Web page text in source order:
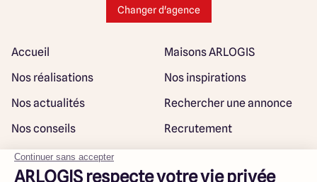
Changer d'agence
Accueil
Maisons ARLOGIS
Nos réalisations
Nos inspirations
Nos actualités
Rechercher une annonce
Nos conseils
Recrutement
Rejoindre notre réseau